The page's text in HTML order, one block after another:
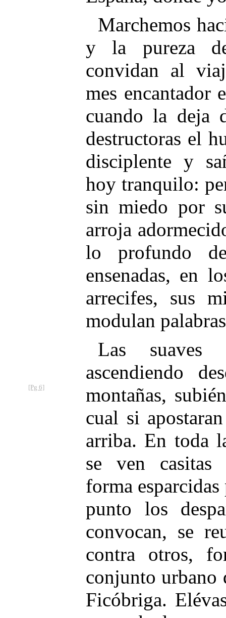
Marchemos
y la pureza
convidan al
mes encantador
cuando la deja
destructoras el
disciplente y
hoy tranquilo:
sin miedo por
arroja
lo profundo
ensenadas, en
arrecifes, sus
modulan
Las suaves
ascendiendo
montañas,
[Pg 6]
cual si
arriba. En toda
se ven casitas
forma
punto los
convocan, se
contra otros,
conjunto urbano
Ficóbriga.